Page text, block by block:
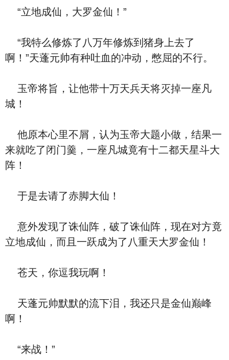
“立地成仙，大罗金仙！”
“我特么修炼了八万年修炼到猪身上去了
啊！”天蓬元帅有种吐血的冲动，憋屈的不行。
玉帝将旨，让他带十万天兵天将灭掉一座凡
城！
他原本心里不屑，认为玉帝大题小做，结果一
来就吃了闭门羹，一座凡城竟有十二都天星斗大
阵！
于是去请了赤脚大仙！
意外发现了诛仙阵，破了诛仙阵，现在对方竟
立地成仙，而且一跃成为了八重天大罗金仙！
苍天，你逗我玩啊！
天蓬元帅默默的流下泪，我还只是金仙巅峰
啊！
“来战！”